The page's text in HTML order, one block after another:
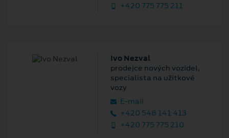
+420 775 775 211
Ivo Nezval
prodejce nových vozidel,
specialista na užitkové
vozy
E‑mail
+420 548 141 413
+420 775 775 210